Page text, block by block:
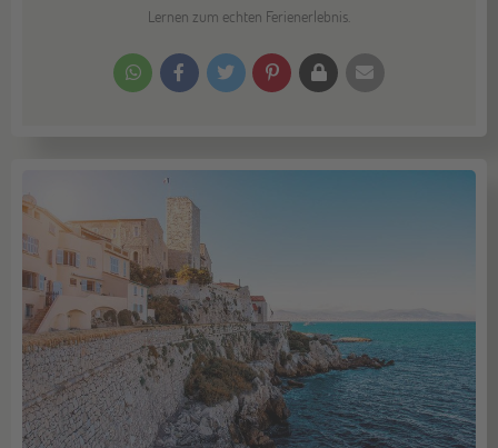
Lernen zum echten Ferienerlebnis.